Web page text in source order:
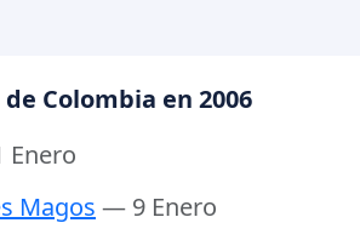
Colombia en 2006
Magos — 9 Enero